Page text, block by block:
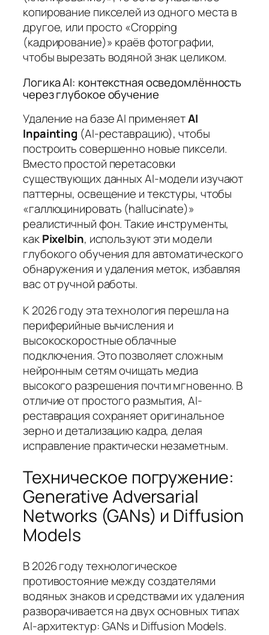
копирование пикселей из одного места в
другое, или просто «Cropping
(кадрирование)» краёв фотографии,
чтобы вырезать водяной знак целиком.
Логика AI: контекстная осведомлённость
через глубокое обучение
Удаление на базе AI применяетAI
Inpainting (AI-реставрацию), чтобы
построить совершенно новые пиксели.
Вместо простой перетасовки
существующих данных AI-модели изучают
паттерны, освещение и текстуры, чтобы
«галлюцинировать (hallucinate)»
реалистичный фон. Такие инструменты,
какPixelbin, используют эти модели
глубокого обучения для автоматического
обнаружения и удаления меток, избавляя
вас от ручной работы.
К 2026 году эта технология перешла на
периферийные вычисления и
высокоскоростные облачные
подключения. Это позволяет сложным
нейронным сетям очищать медиа
высокого разрешения почти мгновенно. В
отличие от простого размытия, AI-
реставрация сохраняет оригинальное
зерно и детализацию кадра, делая
исправление практически незаметным.
Техническое погружение:
Generative Adversarial
Networks (GANs) и Diffusion
Models
В 2026 году технологическое
противостояние между создателями
водяных знаков и средствами их удаления
разворачивается на двух основных типах
AI-архитектур: GANs и Diffusion Models.